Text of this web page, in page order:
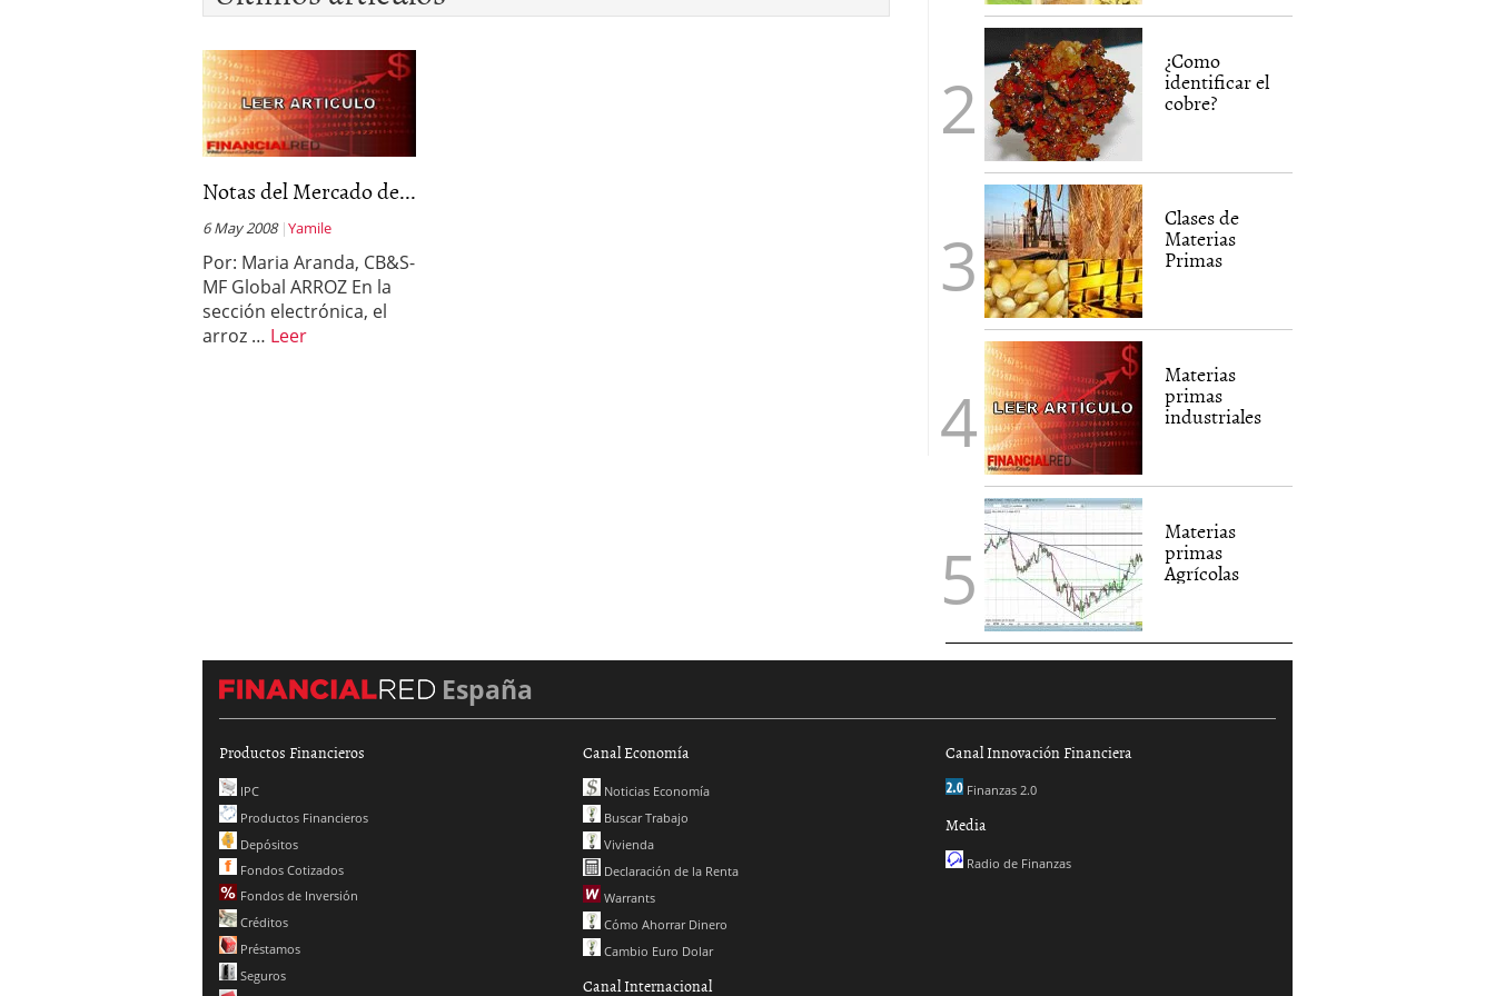
deportivos y atletas desarrollada a través de tecnología Blockchain 27
Notas del Mercado de...
6 May 2008 Yamile
Por: Maria Aranda, CB&S-
MF Global ARROZ En la
sección electrónica, el
arroz … Leer
¿Como
identificar el
cobre?
Clases de
Materias
Primas
Materias
primas
industriales
Materias
primas
Agrícolas
España
Productos Financieros
IPC
Productos Financieros
Depósitos
Fondos Cotizados
Fondos de Inversión
Créditos
Préstamos
Seguros
Canal Economía
Noticias Economía
Buscar Trabajo
Vivienda
Declaración de la Renta
Warrants
Cómo Ahorrar Dinero
Cambio Euro Dolar
Canal Internacional
Canal Innovación Financiera
Finanzas 2.0
Media
Radio de Finanzas